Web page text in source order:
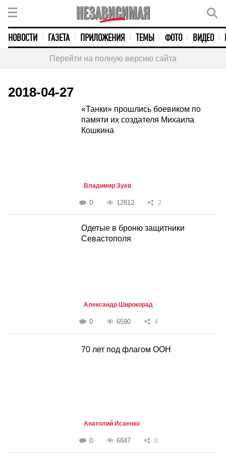
НОВОСТИ ГАЗЕТА ПРИЛОЖЕНИЯ ТЕМЫ ФОТО ВИДЕО
Перейти на полную версию сайта
2018-04-27
«Танки» прошлись боевиком по
памяти их создателя Михаила
Кошкина
Владимир Зуев
0 12812 2
Одетые в броню защитники
Севастополя
Александр Широкорад
0 6590 4
70 лет под флагом ООН
Анатолий Исаенко
0 6847 0